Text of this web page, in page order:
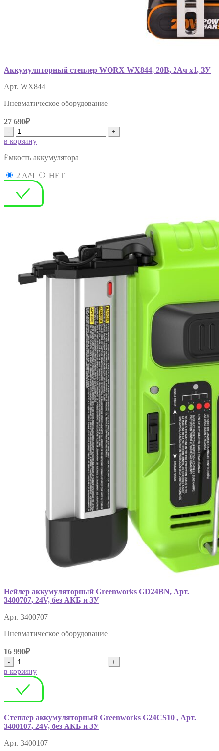
Аккумуляторный степлер WORX WX844, 20В, 2Ач х1, ЗУ
Арт. WX844
Пневматическое оборудование
27 690₽
- +
в корзину
Ëмкость аккумулятора
2 А/Ч НЕТ
Нейлер аккумуляторный Greenworks GD24BN, Арт.
3400707, 24V, без АКБ и ЗУ
Арт. 3400707
Пневматическое оборудование
16 990₽
- +
в корзину
Степлер аккумуляторный Greenworks G24CS10 , Арт.
3400107, 24V, без АКБ и ЗУ
Арт. 3400107